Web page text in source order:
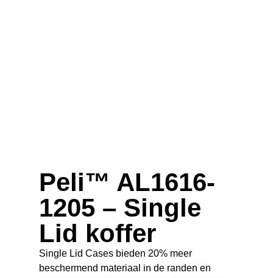
Peli™ AL1616-
1205 – Single
Lid koffer
Single Lid Cases bieden 20% meer
beschermend materiaal in de randen en